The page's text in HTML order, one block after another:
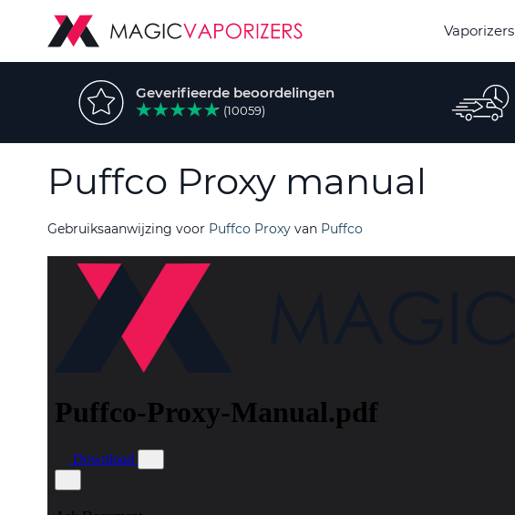
Vaporizers
Geverifieerde beoordelingen
(10059)
Puffco Proxy manual
Gebruiksaanwijzing voor Puffco Proxy van Puffco